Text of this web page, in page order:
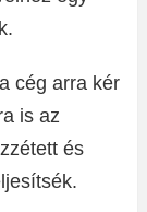
cég arra kér
is az
és